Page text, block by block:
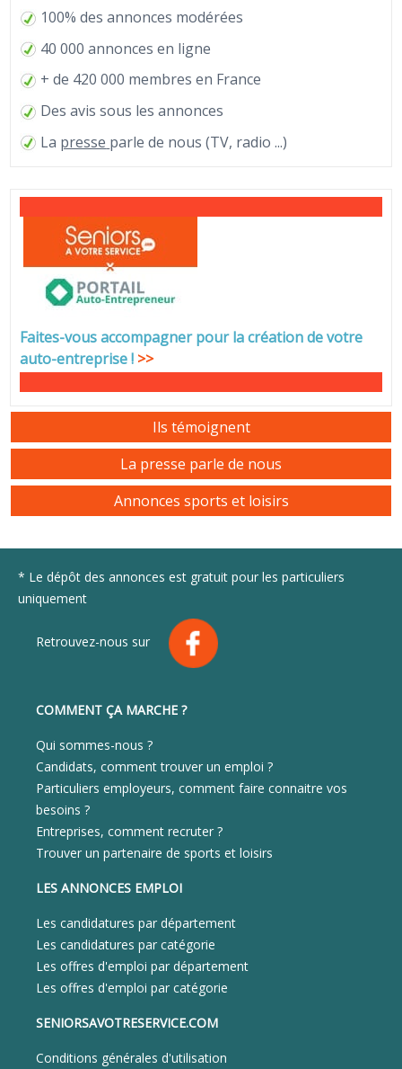
100% des annonces modérées
40 000 annonces en ligne
+ de 420 000 membres en France
Des avis sous les annonces
La presse parle de nous (TV, radio ...)
Faites-vous accompagner pour la création de votre
auto-entreprise! >>
Ils témoignent
La presse parle de nous
Annonces sports et loisirs
* Le dépôt des annonces est gratuit pour les particuliers
uniquement
Retrouvez-nous sur
COMMENT ÇA MARCHE ?
Qui sommes-nous ?
Candidats, comment trouver un emploi ?
Particuliers employeurs, comment faire connaitre vos
besoins ?
Entreprises, comment recruter ?
Trouver un partenaire de sports et loisirs
LES ANNONCES EMPLOI
Les candidatures par département
Les candidatures par catégorie
Les offres d'emploi par département
Les offres d'emploi par catégorie
SENIORSAVOTRESERVICE.COM
Conditions générales d'utilisation